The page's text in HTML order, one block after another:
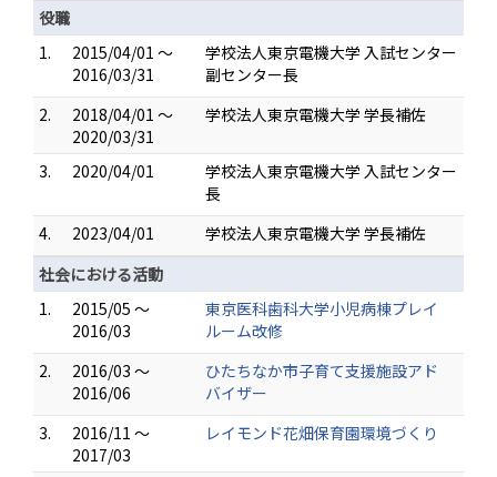
役職
1.
2015/04/01 ～
2016/03/31
学校法人東京電機大学 入試センター
副センター長
2.
2018/04/01 ～
2020/03/31
学校法人東京電機大学 学長補佐
3. 2020/04/01
学校法人東京電機大学 入試センター
長
4.
2023/04/01
学校法人東京電機大学 学長補佐
社会における活動
1.
2015/05 ～
2016/03
東京医科歯科大学小児病棟プレイ
ルーム改修
2.
2016/03 ～
2016/06
ひたちなか市子育て支援施設アド
バイザー
3.
2016/11 ～
2017/03
レイモンド花畑保育園環境づくり